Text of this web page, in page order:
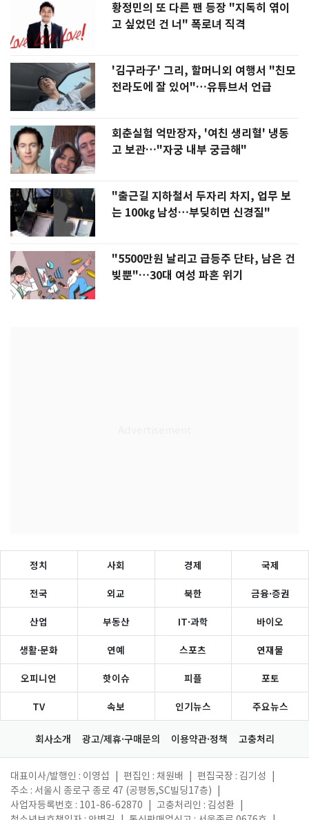
황정민의 또 다른 팬 등장 "지독히 엮이
고 싶었던 건 너" 폭로녀 직격
'김구라子' 그리, 할머니외 여행서 "친모
전라도에 잘 있어"…유튜브서 언급
회춘실험 억만장자, '여친 생리혈' 냉동
고 보관…"자궁 내부 궁금해"
"출근길 지하철서 두자리 차지, 업무 보
는 100㎏ 남성…부딪히면 신경질"
"5500만원 날리고 급등주 단타, 남은 건
빚뿐"…30대 여성 파혼 위기
정치 사회 경제 국제
전국 외교 북한 금융·증권
산업 부동산 IT·과학 바이오
생활·문화 연예 스포츠 연재물
오피니언 핫이슈 피플 포토
TV 속보 인기뉴스 주요뉴스
회사소개 광고/제휴·구매문의 이용약관·정책 고충처리
대표이사/발행인 : 이영섭 편집인 : 채원배 편집국장 : 김기성
주소 : 서울시 종로구 종로 47 (공평동,SC빌딩17층)
사업자등록번호 : 101-86-62870
고충처리인 : 김성환